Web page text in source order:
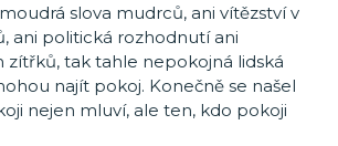
slova mudrců, ani vítězství v
ani politická rozhodnutí ani
zítřků, tak tahle nepokojná lidská
najít pokoj. Konečně se našel
nejen mluví, ale ten, kdo pokoji